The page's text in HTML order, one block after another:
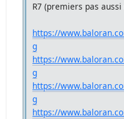
R7 (premiers pas aussi
https://
g
https://
g
https://
g
https://